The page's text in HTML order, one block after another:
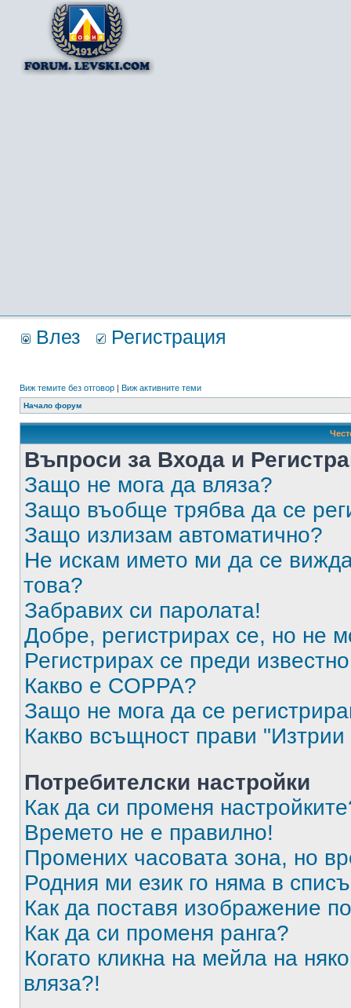
Влез Регистрация
Виж темите без отговор | Виж активните теми
Начало форум
Въпроси за Входа и
Защо не мога да вляза?
Защо въобще трябва да се
Защо излизам автоматично?
Не искам името ми да се
това?
Забравих си паролата!
Добре, регистрирах се, но не
Регистрирах се преди
Какво е COPPA?
Защо не мога да се
Какво всъщност прави "Изтрии
Потребителски настройки
Как да си променя
Времето не е правилно!
Промених часовата зона, но
Родния ми език го няма в
Как да поставя изображение
Как да си променя ранга?
Когато кликна на мейла на
вляза?!